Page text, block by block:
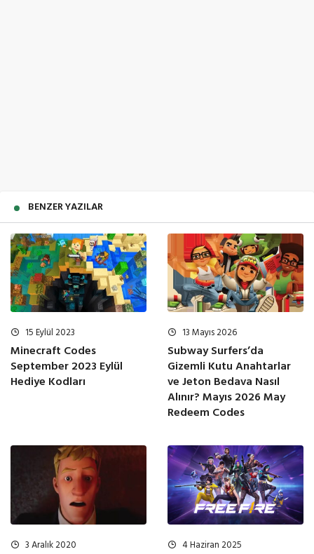
BENZER YAZILAR
15 Eylül 2023
Minecraft Codes
September 2023 Eylül
Hediye Kodları
13 Mayıs 2026
Subway Surfers’da
Gizemli Kutu Anahtarlar
ve Jeton Bedava Nasıl
Alınır? Mayıs 2026 May
Redeem Codes
3 Aralık 2020 4 Haziran 2025